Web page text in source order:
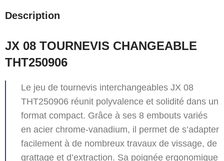
Description
JX 08 TOURNEVIS CHANGEABLE
THT250906
Le jeu de tournevis interchangeables JX 08
THT250906 réunit polyvalence et solidité dans un
format compact. Grâce à ses 8 embouts variés
en acier chrome-vanadium, il permet de s’adapter
facilement à de nombreux travaux de vissage, de
grattage et d’extraction. Sa poignée ergonomique